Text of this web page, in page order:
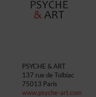
PSYCHE & ART
137 rue de Tolbiac
75013 Paris
www.psyche-art.com